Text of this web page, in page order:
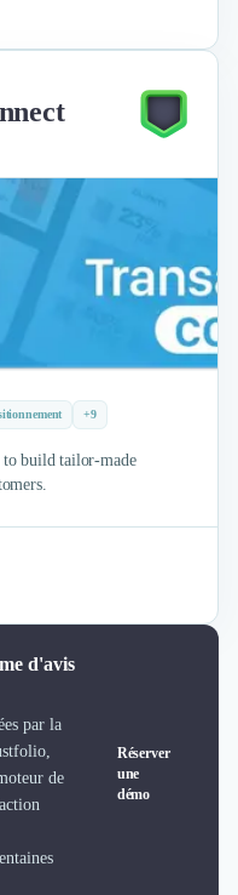
+9
build tailor-made
d'avis
par la
de
Réserver
une
démo